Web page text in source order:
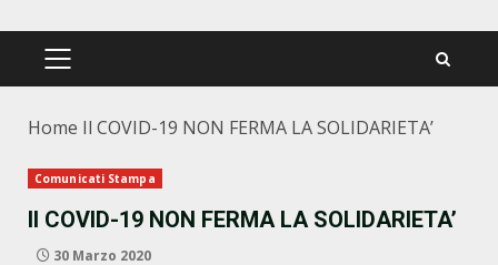
PRIMÄRES
Home Il COVID-19 NON FERMA LA SOLIDARIETA’
Comunicati Stampa
Il COVID-19 NON FERMA LA SOLIDARIETA’
30 Marzo 2020